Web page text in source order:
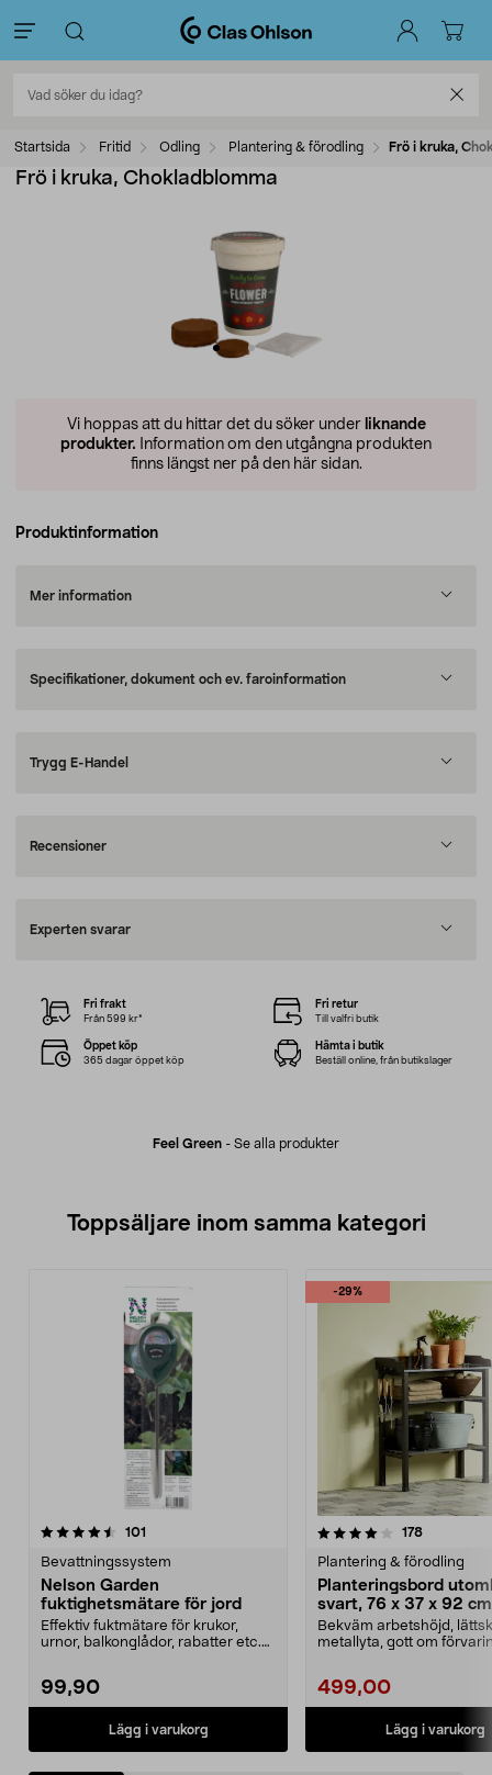
Startsida Fritid Odling Plantering & förodling Frö i kruka,
Frö i kruka, Chokladblomma
Vi hoppas att du hittar det du söker under liknande
produkter. Information om den utgångna produkten
finns längst ner på den här sidan.
Produktinformation
Mer information
Specifikationer, dokument och ev. faroinformation
Trygg E-Handel
Recensioner
Experten svarar
Feel Green - Se alla produkter
Fri frakt
Från 599 kr*
Fri retur
Till valfri butik
Öppet köp
365 dagar öppet köp
Hämta i butik
Beställ online, från butikslager
Toppsäljare inom samma kategori
101
Bevattningssystem
Nelson Garden
fuktighetsmätare för jord
Effektiv fuktmätare för krukor,
urnor, balkonglådor, rabatter etc.
99,90
Lägg i varukorg
-29%
4.0 av 5 stjärnor 178
Plantering & förodling
Planteringsbord
svart, 76 x 37 x 92 cm
Bekväm arbetshöjd,
metallyta, gott om
499,00
Lägg i varukorg
4.5 av 5 stjärnor